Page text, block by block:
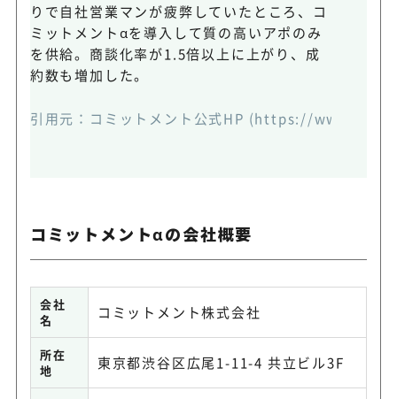
りで自社営業マンが疲弊していたところ、コ
ミットメントαを導入して質の高いアポのみ
を供給。商談化率が1.5倍以上に上がり、成
約数も増加した。
引用元：コミットメント公式HP (https://
コミットメントαの会社概要
会社
名
コミットメント株式会社
所在
地
東京都渋谷区広尾1-11-4 共立ビル3F